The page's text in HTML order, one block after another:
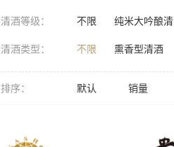
清酒等级： 不限 纯米大吟酿
清酒类型： 不限 熏香型清酒
排序： 默认 销量